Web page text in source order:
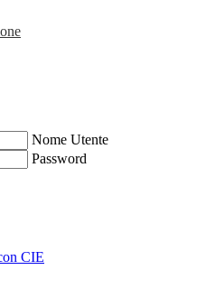
Nome Utente
Password
CIE